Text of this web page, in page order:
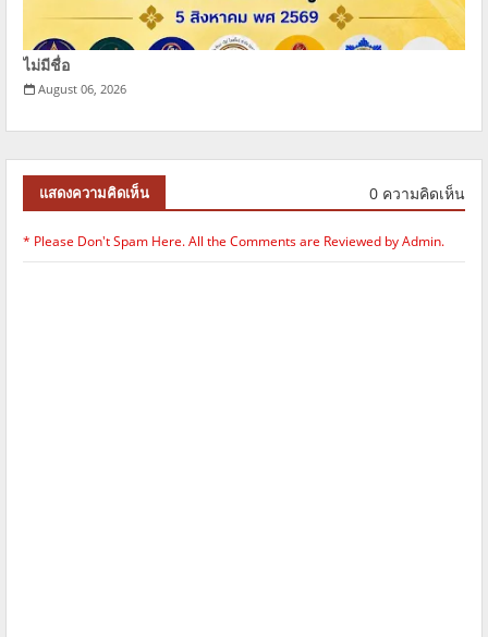
ไม่มีชื่อ
August 06, 2026
แสดงความคิดเห็น 0 ความคิดเห็น
* Please Don't Spam Here. All the Comments are Reviewed by Admin.